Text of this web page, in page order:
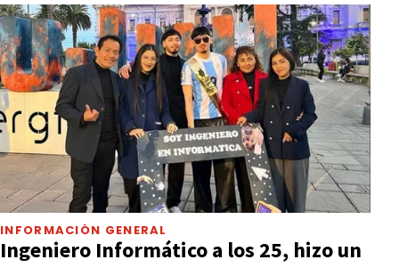
INFORMACIÓN GENERAL
Ingeniero Informático a los 25, hizo un